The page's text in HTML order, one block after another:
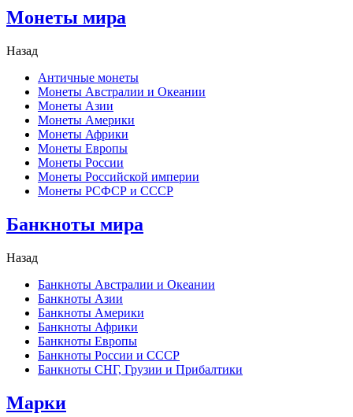
Монеты мира
Назад
Античные монеты
Монеты Австралии и Океании
Монеты Азии
Монеты Америки
Монеты Африки
Монеты Европы
Монеты России
Монеты Российской империи
Монеты РСФСР и СССР
Банкноты мира
Назад
Банкноты Австралии и Океании
Банкноты Азии
Банкноты Америки
Банкноты Африки
Банкноты Европы
Банкноты России и СССР
Банкноты СНГ, Грузии и Прибалтики
Марки